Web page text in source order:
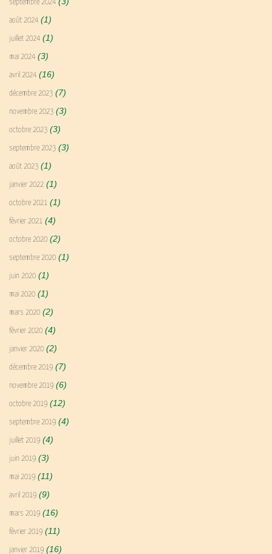
septembre 2024
août 2024 (1)
juillet 2024 (1)
mai 2024 (3)
avril 2024 (16)
décembre 2023 (7)
novembre 2023 (3)
octobre 2023 (3)
septembre 2023 (3)
août 2023 (1)
janvier 2022 (1)
octobre 2021 (1)
février 2021 (4)
octobre 2020 (2)
septembre 2020 (1)
juin 2020 (1)
mai 2020 (1)
mars 2020 (2)
février 2020 (4)
janvier 2020 (2)
décembre 2019 (7)
novembre 2019 (6)
octobre 2019 (12)
septembre 2019 (4)
juillet 2019 (4)
juin 2019 (3)
mai 2019 (11)
avril 2019 (9)
mars 2019 (16)
février 2019 (11)
janvier 2019 (16)